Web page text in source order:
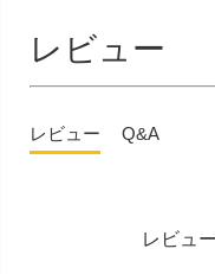
レビュー
レビュー Q&A
レビュ